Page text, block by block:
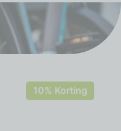
10% Korting